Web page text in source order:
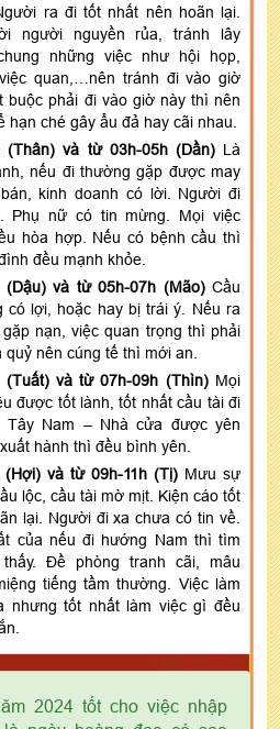
ra đi tốt nhất nên hoãn lại.
người nguyền rủa, tránh lây
những việc như hội họp,
quan,…nên tránh đi vào giờ
buộc phải đi vào giờ này thì nên
hạn ché gây ẩu đả hay cãi nhau.
(Thân) và từ 03h-05h (Dần) Là
nếu đi thường gặp được may
kinh doanh có lời. Người đi
Phụ nữ có tin mừng. Mọi việc
hòa hợp. Nếu có bệnh cầu thì
đều mạnh khỏe.
(Dậu) và từ 05h-07h (Mão) Cầu
có lợi, hoặc hay bị trái ý. Nếu ra
nạn, việc quan trọng thì phải
quỷ nên cúng tế thì mới an.
(Tuất) và từ 07h-09h (Thìn) Mọi
được tốt lành, tốt nhất cầu tài đi
Tây Nam – Nhà cửa được yên
hành thì đều bình yên.
(Hợi) và từ 09h-11h (Tị) Mưu sự
lộc, cầu tài mờ mịt. Kiện cáo tốt
lại. Người đi xa chưa có tin về.
của nếu đi hướng Nam thì tìm
Đề phòng tranh cãi, mâu
tiếng tầm thường. Việc làm
nhưng tốt nhất làm việc gì đều
2024 tốt cho việc nhập